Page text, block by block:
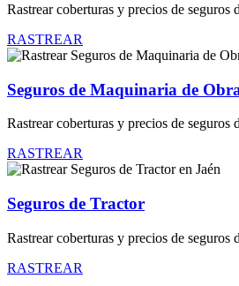
Rastrear coberturas y precios de seguros
RASTREAR
Seguros de Maquinaria de
Rastrear coberturas y precios de seguros
RASTREAR
Seguros de Tractor
Rastrear coberturas y precios de seguros
RASTREAR